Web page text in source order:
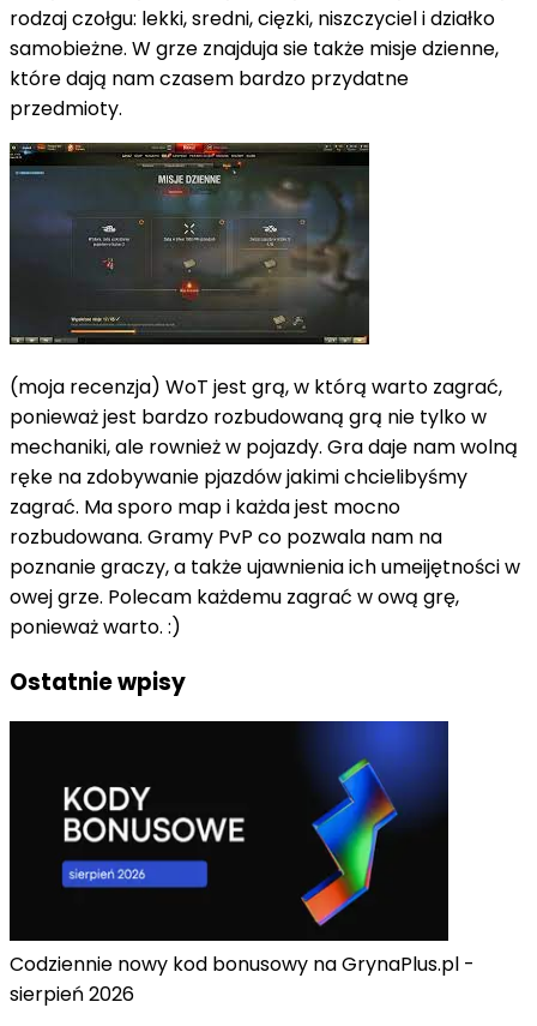
rodzaj czołgu: lekki, sredni, cięzki, niszczyciel i działko
samobieżne. W grze znajduja sie także misje dzienne,
które dają nam czasem bardzo przydatne
przedmioty.
(moja recenzja) WoT jest grą, w którą warto zagrać,
ponieważ jest bardzo rozbudowaną grą nie tylko w
mechaniki, ale rownież w pojazdy. Gra daje nam wolną
ręke na zdobywanie pjazdów jakimi chcielibyśmy
zagrać. Ma sporo map i każda jest mocno
rozbudowana. Gramy PvP co pozwala nam na
poznanie graczy, a także ujawnienia ich umeijętności w
owej grze. Polecam każdemu zagrać w ową grę,
ponieważ warto. :)
Ostatnie wpisy
Codziennie nowy kod bonusowy na GrynaPlus.pl -
sierpień 2026